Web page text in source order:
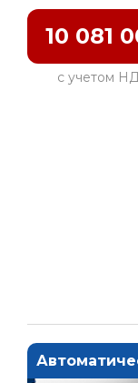
10 081
с учетом